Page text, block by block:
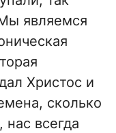
являемся
Христос и
сколько
всегда